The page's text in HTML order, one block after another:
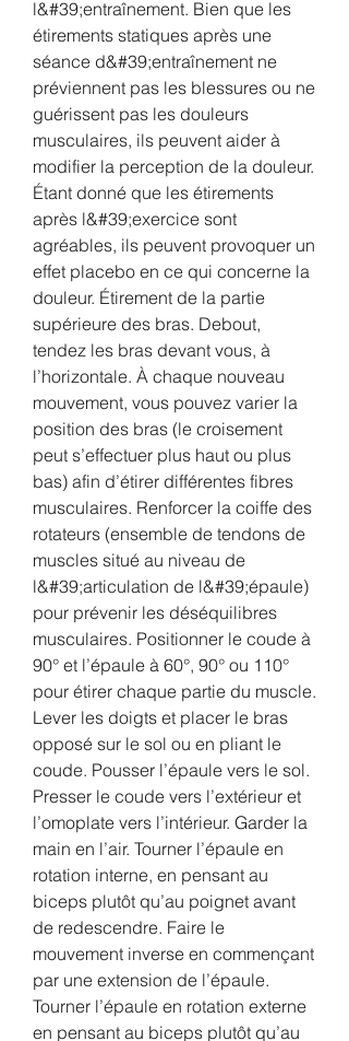
l&#39;entraînement. Bien que les
étirements statiques après une
séance d&#39;entraînement ne
préviennent pas les blessures ou ne
guérissent pas les douleurs
musculaires, ils peuvent aider à
modifier la perception de la douleur.
Étant donné que les étirements
après l&#39;exercice sont
agréables, ils peuvent provoquer un
effet placebo en ce qui concerne la
douleur. Étirement de la partie
supérieure des bras. Debout,
tendez les bras devant vous, à
l’horizontale. À chaque nouveau
mouvement, vous pouvez varier la
position des bras (le croisement
peut s’effectuer plus haut ou plus
bas) afin d’étirer différentes fibres
musculaires. Renforcer la coiffe des
rotateurs (ensemble de tendons de
muscles situé au niveau de
l&#39;articulation de l&#39;épaule)
pour prévenir les déséquilibres
musculaires. Positionner le coude à
90° et l’épaule à 60°, 90° ou 110°
pour étirer chaque partie du muscle.
Lever les doigts et placer le bras
opposé sur le sol ou en pliant le
coude. Pousser l’épaule vers le sol.
Presser le coude vers l’extérieur et
l’omoplate vers l’intérieur. Garder la
main en l’air. Tourner l’épaule en
rotation interne, en pensant au
biceps plutôt qu’au poignet avant
de redescendre. Faire le
mouvement inverse en commençant
par une extension de l’épaule.
Tourner l’épaule en rotation externe
en pensant au biceps plutôt qu’au